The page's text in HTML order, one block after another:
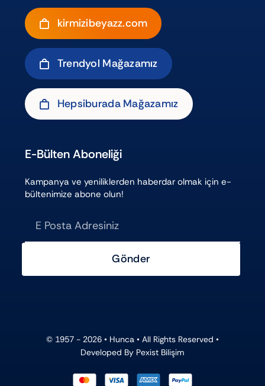
kirmizibeyazz.com
Trendyol Mağazamız
Hepsiburada Mağazamız
E-Bülten Aboneliği
Kampanya ve yeniliklerden haberdar olmak için e-
bültenimize abone olun!
Gönder
© 1957 - 2026 • Hunca • All Rights Reserved •
Developed By Pexist Bilişim